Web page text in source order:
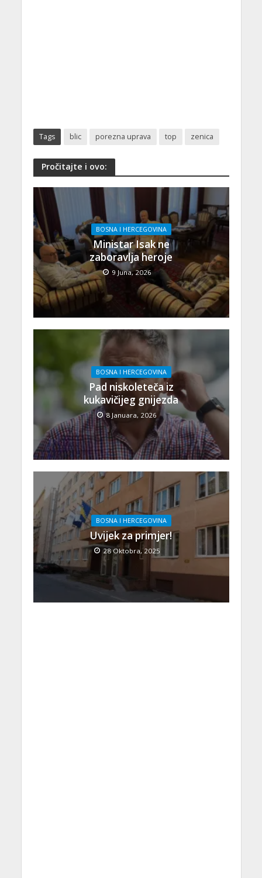
Tags blic porezna uprava top zenica
Pročitajte i ovo:
BOSNA I HERCEGOVINA
Ministar Isak ne
zaboravlja heroje
9 Juna, 2026
BOSNA I HERCEGOVINA
Pad niskoleteča iz
kukavičijeg gnijezda
8 Januara, 2026
BOSNA I HERCEGOVINA
Uvijek za primjer!
28 Oktobra, 2025